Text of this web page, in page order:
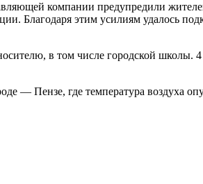
компании предупредили
Благодаря этим усилиям удалось
в том числе городской школы. 4
— Пензе, где температура воздуха